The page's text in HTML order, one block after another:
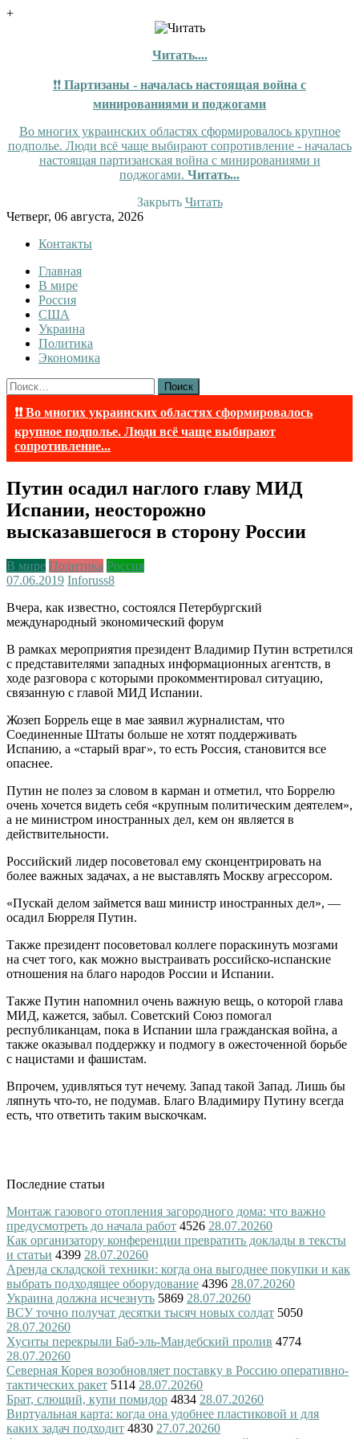
+
Читать....
❗❗ Партизаны - началась настоящая война с
минированиями и поджогами
Во многих украинских областях сформировалось крупное
подполье. Люди всё чаще выбирают сопротивление - началась
настоящая партизанская война с минированиями и
поджогами. Читать...
Закрыть Читать
Skip
content
Четверг, 06 августа, 2026
Контакты
InfoRuss
InfoRuss — Новости
Главная
В мире
Россия
США
Украина
Политика
Экономика
Найти:
❗❗ Во многих украинских областях сформировалось
крупное подполье. Люди всё чаще выбирают
сопротивление...
Путин осадил наглого главу МИД
Испании, неосторожно
высказавшегося в сторону России
В мире Политика Россия
07.06.2019 Inforuss8
Вчера, как известно, состоялся Петербургский
международный экономический форум
В рамках мероприятия президент Владимир Путин встретился
с представителями западных информационных агентств, в
ходе разговора с которыми прокомментировал ситуацию,
связанную с главой МИД Испании.
Жозеп Боррель еще в мае заявил журналистам, что
Соединенные Штаты больше не хотят поддерживать
Испанию, а «старый враг», то есть Россия, становится все
опаснее.
Путин не полез за словом в карман и отметил, что Боррелю
очень хочется видеть себя «крупным политическим деятелем»,
а не министром иностранных дел, кем он является в
действительности.
Российский лидер посоветовал ему сконцентрировать на
более важных задачах, а не выставлять Москву агрессором.
«Пускай делом займется ваш министр иностранных дел», —
осадил Бюрреля Путин.
Также президент посоветовал коллеге пораскинуть мозгами
на счет того, как можно выстраивать российско-испанские
отношения на благо народов России и Испании.
Также Путин напомнил очень важную вещь, о которой глава
МИД, кажется, забыл. Советский Союз помогал
республиканцам, пока в Испании шла гражданская война, а
также оказывал поддержку и подмогу в ожесточенной борьбе
с нацистами и фашистам.
Впрочем, удивляться тут нечему. Запад такой Запад. Лишь бы
ляпнуть что-то, не подумав. Благо Владимиру Путину всегда
есть, что ответить таким выскочкам.
Последние статьи
Монтаж газового отопления загородного дома: что важно
предусмотреть до начала работ 4526 28.07.20260
Как организатору конференции превратить доклады в тексты
и статьи 4399 28.07.20260
Аренда складской техники: когда она выгоднее покупки и как
выбрать подходящее оборудование 4396 28.07.20260
Украина должна исчезнуть 5869 28.07.20260
ВСУ точно получат десятки тысяч новых солдат 5050
28.07.20260
Хуситы перекрыли Баб-эль-Мандебский пролив 4774
28.07.20260
Северная Корея возобновляет поставку в Россию оперативно-
тактических ракет 5114 28.07.20260
Брат, слющий, купи помидор 4834 28.07.20260
Виртуальная карта: когда она удобнее пластиковой и для
каких задач подходит 4830 27.07.20260